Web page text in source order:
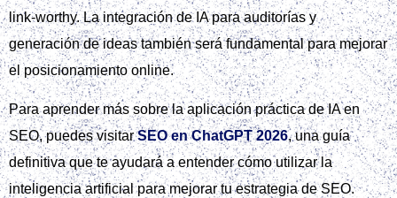
link-worthy. La integración de IA para auditorías y
generación de ideas también será fundamental para mejorar
el posicionamiento online.
Para aprender más sobre la aplicación práctica de IA en
SEO, puedes visitarSEO en ChatGPT 2026, una guía
definitiva que te ayudará a entender cómo utilizar la
inteligencia artificial para mejorar tu estrategia de SEO.